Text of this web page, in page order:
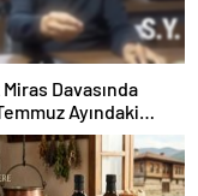
Miras Davasında
Ayındaki
Çevrildi